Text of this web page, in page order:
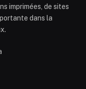
imprimées, de sites
dans la